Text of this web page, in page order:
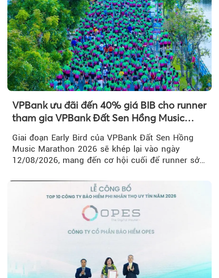
VPBank ưu đãi đến 40% giá BIB cho runner
tham gia VPBank Đất Sen Hồng Music
Giai đoạn Early Bird của VPBank Đất Sen Hồng
Music Marathon 2026 sẽ khép lại vào ngày
12/08/2026, mang đến cơ hội cuối để runner sở